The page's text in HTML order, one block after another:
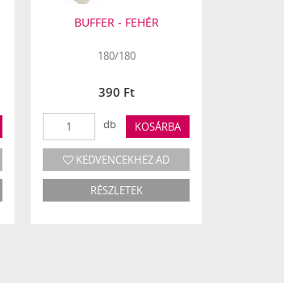
BUFFER - FEHÉR
180/180
390 Ft
db KOSÁRBA
KEDVENCEKHEZ AD
RÉSZLETEK